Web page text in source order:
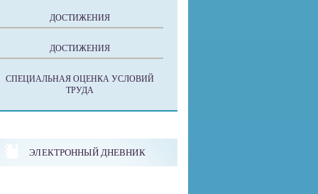
ДОСТИЖЕНИЯ
ДОСТИЖЕНИЯ
СПЕЦИАЛЬНАЯ ОЦЕНКА УСЛОВИЙ
ТРУДА
ЭЛЕКТРОННЫЙ ДНЕВНИК